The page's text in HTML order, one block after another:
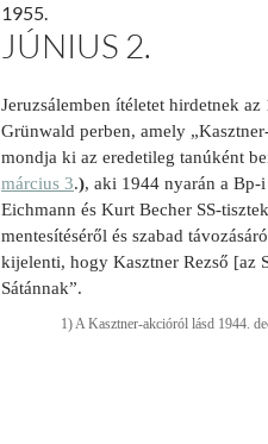
1955.
JÚNIUS 2.
Jeruzsálemben ítéletet hirdetnek
Grünwald perben, amely
mondja ki az eredetileg tanúként
március 3.), aki 1944 nyarán a
Eichmann és Kurt Becher SS-
mentesítéséről és szabad
kijelenti, hogy Kasztner Rezső [az
Sátánnak”.
1) A Kasztner-akcióról lásd 1944.